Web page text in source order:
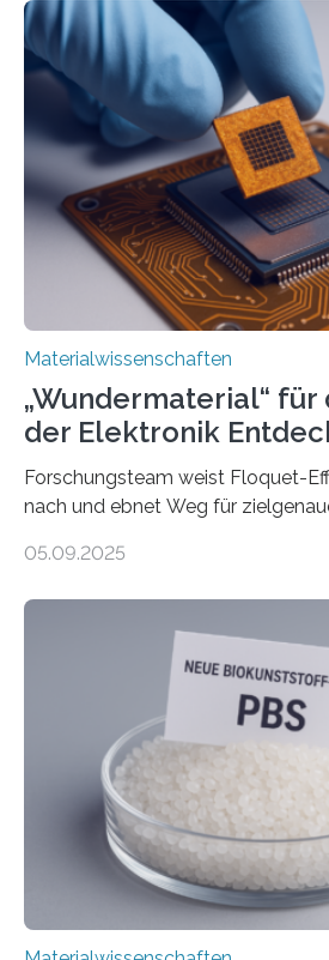
Forschung, die erfolgreich
langwelliges Licht auf die
könnte Fortschritte in der
optoelektronischen Geräten
Vanderbilt und dem Fritz-Haber-
Professor für Maschinenbau und
interdisziplinären
Materialwissenschaften an der
und Alexander Paarmann vom
leiteten ein internationales
Materialwissenschaften
„Wundermaterial“
der Elektronik
Forschungsteam weist Floquet-
nach und ebnet Weg für
– nur eine Atomlage dick, aber
Sensoren, leistungsstarken
Solarzellen. Eine neue Studie hebt
noch auf ein neues Level: Zum
Forschende an der Universität
mit Kollegen aus Braunschweig,
Schweiz direkt beobachtet, wie in
05.09.2025